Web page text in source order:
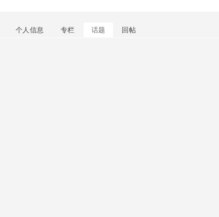
个人信息 专栏 话题 回帖